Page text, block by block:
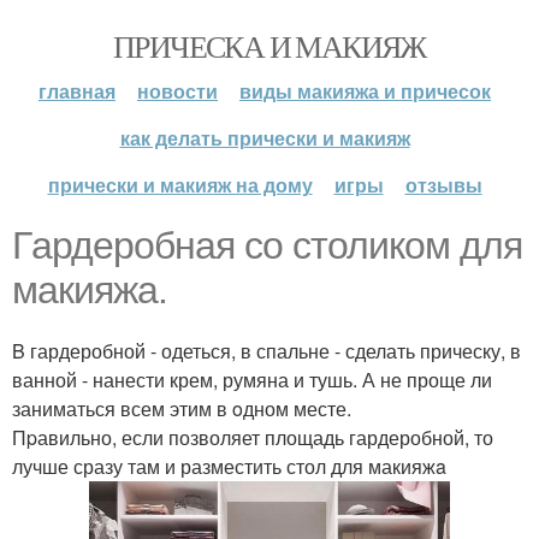
ПРИЧЕСКА И МАКИЯЖ
главная новости
виды макияжа и причесок
как делать прически и макияж
прически и макияж на дому
игры отзывы
Гaрдеробная со столиком для
макияжа.
B гардеробной - одеться, в спальне - сделать прическу, в
ванной - нанести крем, румяна и тушь. А не проще ли
заниматься всем этим в oдном месте.
Пpавильно, если позволяет площадь гардеробной, то
лучше сразу там и разместить стол для макияжa